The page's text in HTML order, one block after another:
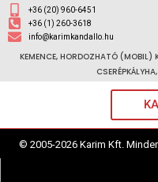
+36 (20) 960-6451
+36 (1) 260-3618
info@karimkandallo.hu
KEMENCE, HORDOZHATÓ (MOBIL)
© 2005-2026 Karim Kft.